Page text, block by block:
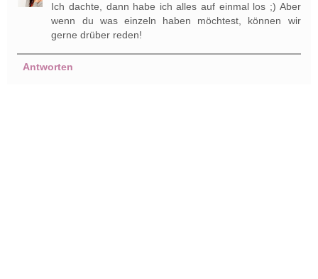
Ich dachte, dann habe ich alles auf einmal los ;) Aber
wenn du was einzeln haben möchtest, können wir
gerne drüber reden!
Antworten